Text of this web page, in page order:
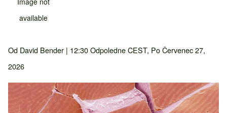
available
Od David Bender | 12:30 Odpoledne CEST, Po Červenec 27,
2026